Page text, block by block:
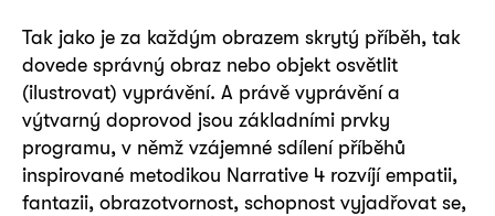
Tak jako je za každým obrazem skrytý příběh, tak
dovede správný obraz nebo objekt osvětlit
(ilustrovat) vyprávění. A právě vyprávění a
výtvarný doprovod jsou základními prvky
programu, v němž vzájemné sdílení příběhů
inspirované metodikou Narrative 4 rozvíjí empatii,
fantazii, obrazotvornost, schopnost vyjadřovat se,